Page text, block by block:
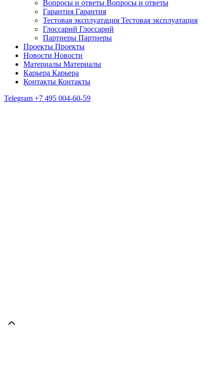
Вопросы и ответы Вопросы и ответы
Гарантия Гарантия
Тестовая эксплуатация Тестовая эксплуатация
Глоссарий Глоссарий
Партнеры Партнеры
Проекты Проекты
Новости Новости
Материалы Материалы
Карьера Карьера
Контакты Контакты
Telegram +7 495 004-60-59